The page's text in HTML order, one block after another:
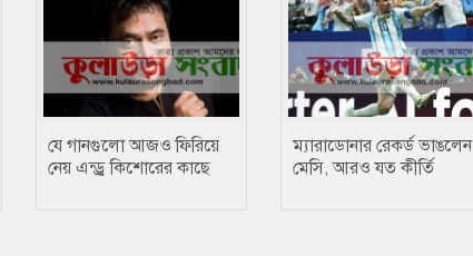
যে গানগুলো আজও ফিরিয়ে
নেয় এন্ড্রু কিশোরের কাছে
ম্যারাডোনার রেকর্ড ভাঙলেন
মেসি, আরও যত কীর্তি